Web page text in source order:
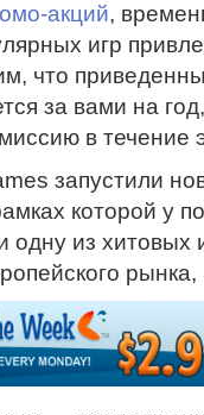
акций,
игр
что
за вами на
в течение
запустили
которой у
одну из хитовых